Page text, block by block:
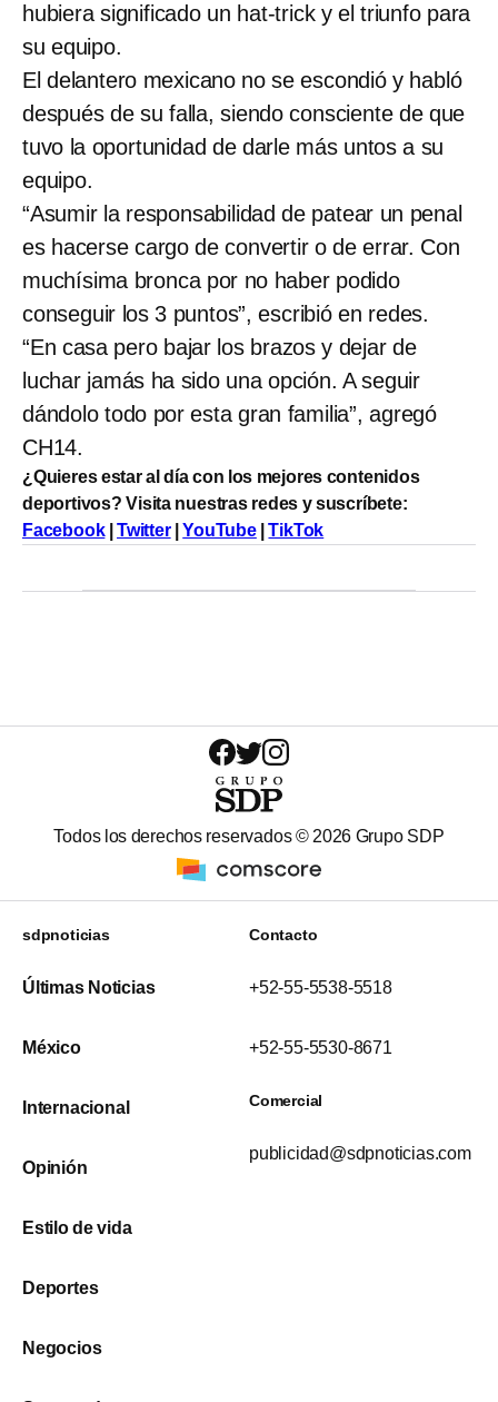
hubiera significado un hat-trick y el triunfo para
su equipo.
El delantero mexicano no se escondió y habló
después de su falla, siendo consciente de que
tuvo la oportunidad de darle más untos a su
equipo.
“Asumir la responsabilidad de patear un penal
es hacerse cargo de convertir o de errar. Con
muchísima bronca por no haber podido
conseguir los 3 puntos”, escribió en redes.
“En casa pero bajar los brazos y dejar de
luchar jamás ha sido una opción. A seguir
dándolo todo por esta gran familia”, agregó
CH14.
¿Quieres estar al día con los mejores contenidos
deportivos? Visita nuestras redes y suscríbete:
Facebook|Twitter| YouTube|TikTok
Todos los derechos reservados © 2026 Grupo SDP
sdpnoticias
Últimas Noticias
México
Internacional
Opinión
Estilo de vida
Deportes
Negocios
Contacto
+52-55-5538-5518
+52-55-5530-8671
Comercial
publicidad@sdpnoticias.com